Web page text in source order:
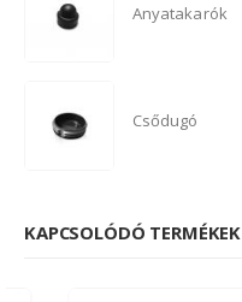
Anyatakarók
Csődugó
KAPCSOLÓDÓ TERMÉKEK